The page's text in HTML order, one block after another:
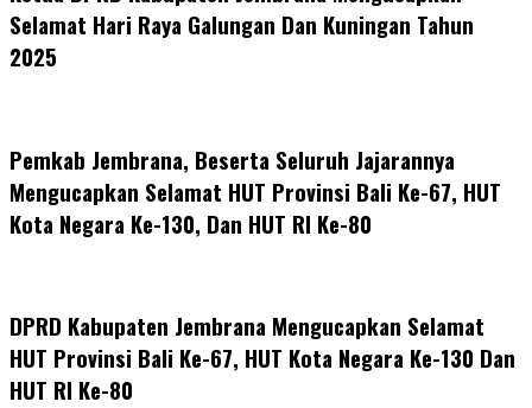
Selamat Hari Raya Galungan Dan Kuningan Tahun
2025
Pemkab Jembrana, Beserta Seluruh Jajarannya
Mengucapkan Selamat HUT Provinsi Bali Ke-67, HUT
Kota Negara Ke-130, Dan HUT RI Ke-80
DPRD Kabupaten Jembrana Mengucapkan Selamat
HUT Provinsi Bali Ke-67, HUT Kota Negara Ke-130 Dan
HUT RI Ke-80